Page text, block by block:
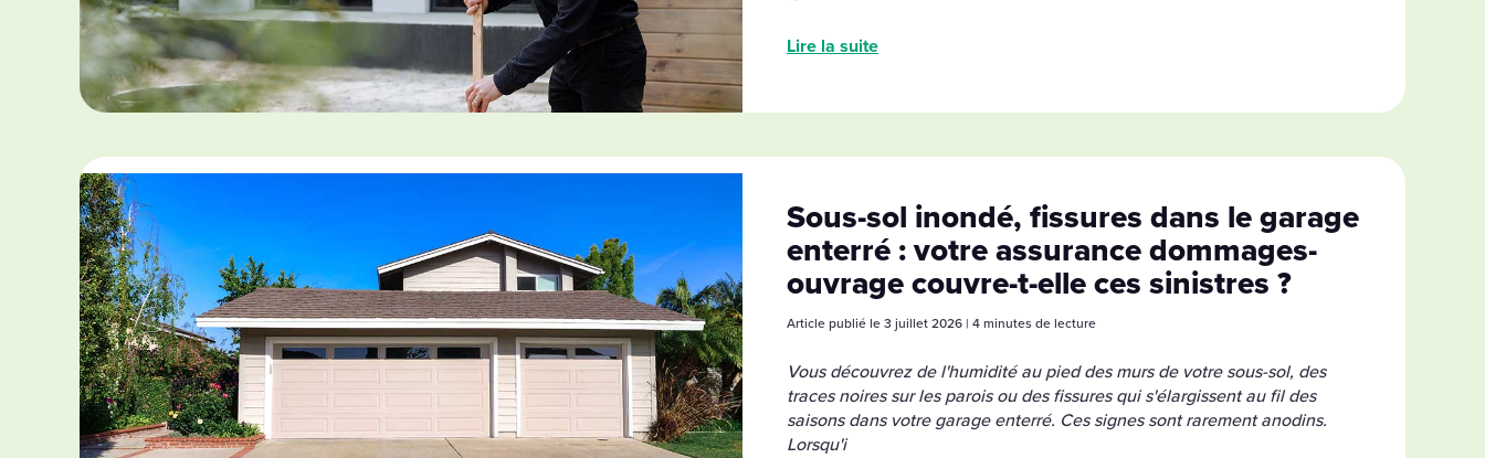
Lire la suite
Sous-sol inondé, fissures dans le garage
enterré : votre assurance dommages-
ouvrage couvre-t-elle ces sinistres ?
Article publié le 3 juillet 2026 | 4 minutes de lecture
Vous découvrez de l'humidité au pied des murs de votre sous-sol, des
traces noires sur les parois ou des fissures qui s'élargissent au fil des
saisons dans votre garage enterré. Ces signes sont rarement anodins.
Lorsqu'i